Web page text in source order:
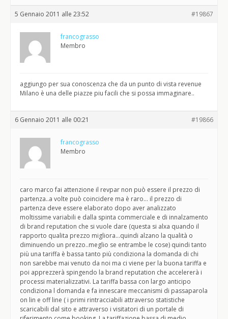
5 Gennaio 2011 alle 23:52 #19867
francograsso
Membro
aggiungo per sua conoscenza che da un punto di vista revenue
Milano è una delle piazze piu facili che si possa immaginare..
6 Gennaio 2011 alle 00:21 #19866
francograsso
Membro
caro marco fai attenzione il revpar non può essere il prezzo di
partenza..a volte può coincidere ma è raro… il prezzo di
partenza deve essere elaborato dopo aver analizzato
moltissime variabili e dalla spinta commerciale e di innalzamento
di brand reputation che si vuole dare (questa si alxa quando il
rapporto qualita prezzo migliora…quindi alzano la qualità o
diminuendo un prezzo..meglio se entrambe le cose) quindi tanto
più una tariffa è bassa tanto più condiziona la domanda di chi
non sarebbe mai venuto da noi ma ci viene per la buona tariffa e
poi apprezzerà spingendo la brand reputation che accelererà i
processi materializzativi. La tariffa bassa con largo anticipo
condiziona l domanda e fa innescare meccanismi di passaparola
on lin e off line ( i primi rintracciabili attraverso statistiche
scaricabili dal sito e attraverso i visitatori di un portale di